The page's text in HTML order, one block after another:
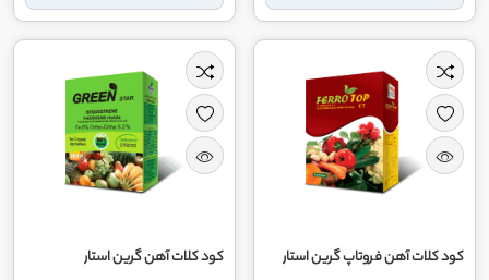
کود کلات آهن فروتاپ گرین استار کود کلات آهن گرین استار